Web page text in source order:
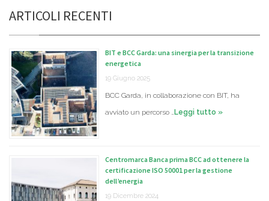
ARTICOLI RECENTI
BIT e BCC Garda: una sinergia per la transizione
energetica
19 Giugno 2025
BCC Garda, in collaborazione con BIT, ha
avviato un percorso …Leggi tutto »
Centromarca Banca prima BCC ad ottenere la
certificazione ISO 50001 per la gestione
dell’energia
19 Dicembre 2024